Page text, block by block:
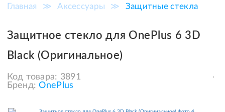
Главная ≫ Аксессуары ≫ Защитные стекла
Защитное стекло для OnePlus 6 3D
Black (Оригинальное)
Код товара: 3891
Бренд: OnePlus